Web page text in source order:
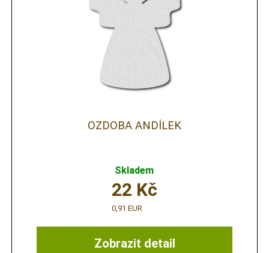
OZDOBA ANDÍLEK
Skladem
Zobrazit detail
22 Kč
0,91 EUR